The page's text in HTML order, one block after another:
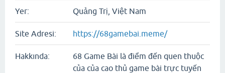
Yer: Quảng Trị, Việt Nam
Site Adresi: https://68gamebai.meme/
Hakkında:
68 Game Bài là điểm đến quen thuộc
của của cao thủ game bài trực tuyến